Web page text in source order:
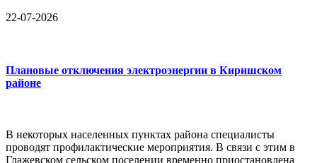
22-07-2026
Плановые отключения электроэнергии в Киришском
районе
В некоторых населенных пунктах района специалисты
проводят профилактические мероприятия. В связи с этим в
Глажевском сельском поселении временно приостановлена